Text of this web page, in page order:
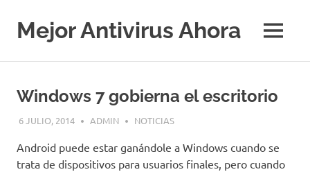
contenido
Mejor Antivirus Ahora MENÚ
Windows 7 gobierna el escritorio
6 JULIO, 2014 ADMIN NOTICIAS
Android puede estar ganándole a Windows cuando se
trata de dispositivos para usuarios finales, pero cuando